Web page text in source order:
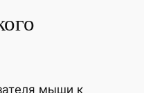
мыши к